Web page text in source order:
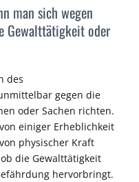
man sich wegen
Gewalttätigkeit oder
des
gegen die
oder Sachen richten.
einiger Erheblichkeit
physischer Kraft
die Gewalttätigkeit
hervorbringt.